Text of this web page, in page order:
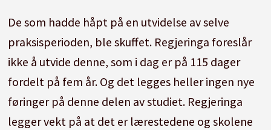
De som hadde håpt på en utvidelse av selve
praksisperioden, ble skuffet. Regjeringa foreslår
ikke å utvide denne, som i dag er på 115 dager
fordelt på fem år. Og det legges heller ingen nye
føringer på denne delen av studiet. Regjeringa
legger vekt på at det er lærestedene og skolene